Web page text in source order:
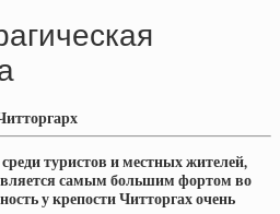
туристов и местных жителей,
самым большим фортом во
у крепости Читторгах очень